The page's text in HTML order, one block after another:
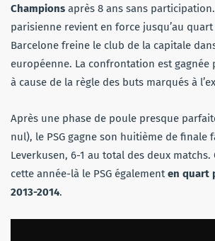
Champions après 8 ans sans participation.
parisienne revient en force jusqu’au quart
Barcelone freine le club de la capitale
européenne. La confrontation est gagnée
à cause de la règle des buts marqués à
Après une phase de poule presque
nul), le PSG gagne son huitième de finale
Leverkusen, 6-1 au total des deux matchs.
cette année-là le PSG égalementen quart
2013-2014.